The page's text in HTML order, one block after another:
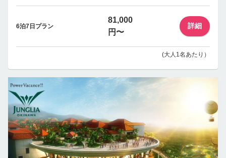
6泊7日プラン
81,000
円〜
詳細
(大人1名あたり）